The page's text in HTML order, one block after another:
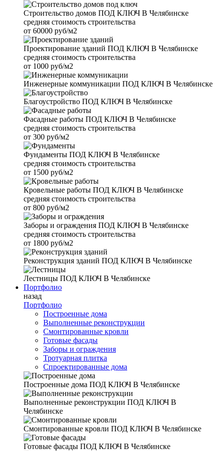
Строительство домов ПОД КЛЮЧ В Челябинске
средняя стоимость строительства
от 60000 руб/м2
Проектирование зданий ПОД КЛЮЧ В Челябинске
средняя стоимость строительства
от 1000 руб/м2
Инженерные коммуникации ПОД КЛЮЧ В Челябинске
Благоустройство ПОД КЛЮЧ В Челябинске
Фасадные работы ПОД КЛЮЧ В Челябинске
средняя стоимость строительства
от 300 руб/м2
Фундаменты ПОД КЛЮЧ В Челябинске
средняя стоимость строительства
от 1500 руб/м2
Кровельные работы ПОД КЛЮЧ В Челябинске
средняя стоимость строительства
от 800 руб/м2
Заборы и ограждения ПОД КЛЮЧ В Челябинске
средняя стоимость строительства
от 1800 руб/м2
Реконструкция зданий ПОД КЛЮЧ В Челябинске
Лестницы ПОД КЛЮЧ В Челябинске
Портфолио
назад
Портфолио
Построенные дома
Выполненные реконструкции
Смонтированные кровли
Готовые фасады
Заборы и ограждения
Тротуарная плитка
Спроектированные дома
Построенные дома ПОД КЛЮЧ В Челябинске
Выполненные реконструкции ПОД КЛЮЧ В
Челябинске
Смонтированные кровли ПОД КЛЮЧ В Челябинске
Готовые фасады ПОД КЛЮЧ В Челябинске